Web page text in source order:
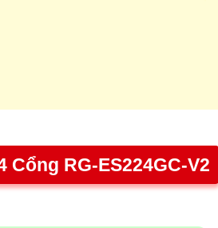
Cổng RG-ES224GC-V2